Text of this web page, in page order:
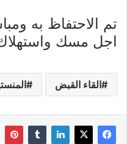
تم الاحتفاظ به
اجل مسك
القاء القبض